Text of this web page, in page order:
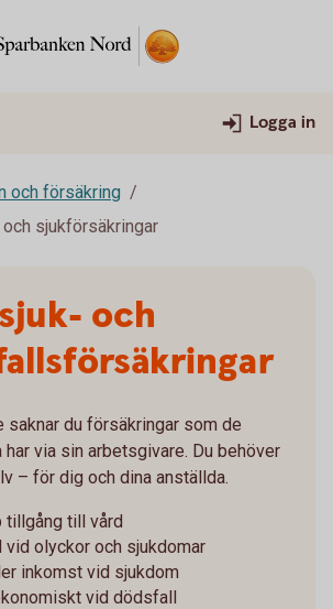
Logga in
och försäkring
sjukförsäkringar
och
saknar du försäkringar som de
via sin arbetsgivare. Du behöver
– för dig och dina anställda.
tillgång till vård
vid olyckor och sjukdomar
inkomst vid sjukdom
vid dödsfall